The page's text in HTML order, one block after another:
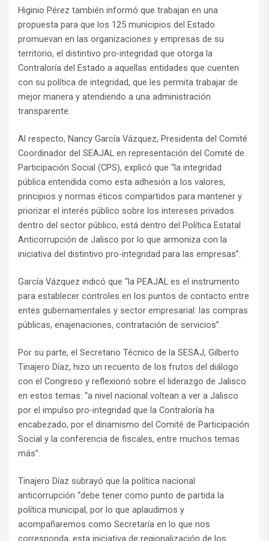
Higinio Pérez también informó que trabajan en una
propuesta para que los 125 municipios del Estado
promuevan en las organizaciones y empresas de su
territorio, el distintivo pro-integridad que otorga la
Contraloría del Estado a aquellas entidades que cuenten
con su política de integridad, que les permita trabajar de
mejor manera y atendiendo a una administración
transparente.
Al respecto, Nancy García Vázquez, Presidenta del Comité
Coordinador del SEAJAL en representación del Comité de
Participación Social (CPS), explicó que “la integridad
pública entendida como esta adhesión a los valores,
principios y normas éticos compartidos para mantener y
priorizar el interés público sobre los intereses privados
dentro del sector público, está dentro del Política Estatal
Anticorrupción de Jalisco por lo que armoniza con la
iniciativa del distintivo pro-integridad para las empresas”.
García Vázquez indicó que “la PEAJAL es el instrumento
para establecer controles en los puntos de contacto entre
entes gubernamentales y sector empresarial: las compras
públicas, enajenaciones, contratación de servicios”.
Por su parte, el Secretario Técnico de la SESAJ, Gilberto
Tinajero Díaz, hizo un recuento de los frutos del diálogo
con el Congreso y reflexionó sobre el liderazgo de Jalisco
en estos temas: “a nivel nacional voltean a ver a Jalisco
por el impulso pro-integridad que la Contraloría ha
encabezado, por el dinamismo del Comité de Participación
Social y la conferencia de fiscales, entre muchos temas
más”.
Tinajero Díaz subrayó que la política nacional
anticorrupción “debe tener como punto de partida la
política municipal, por lo que aplaudimos y
acompañaremos como Secretaría en lo que nos
corresponda, esta iniciativa de regionalización de los